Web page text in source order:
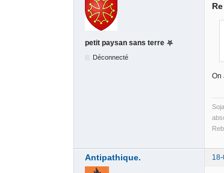
petit paysan sans terre ⛧
Déconnecté
On
Antipathique.